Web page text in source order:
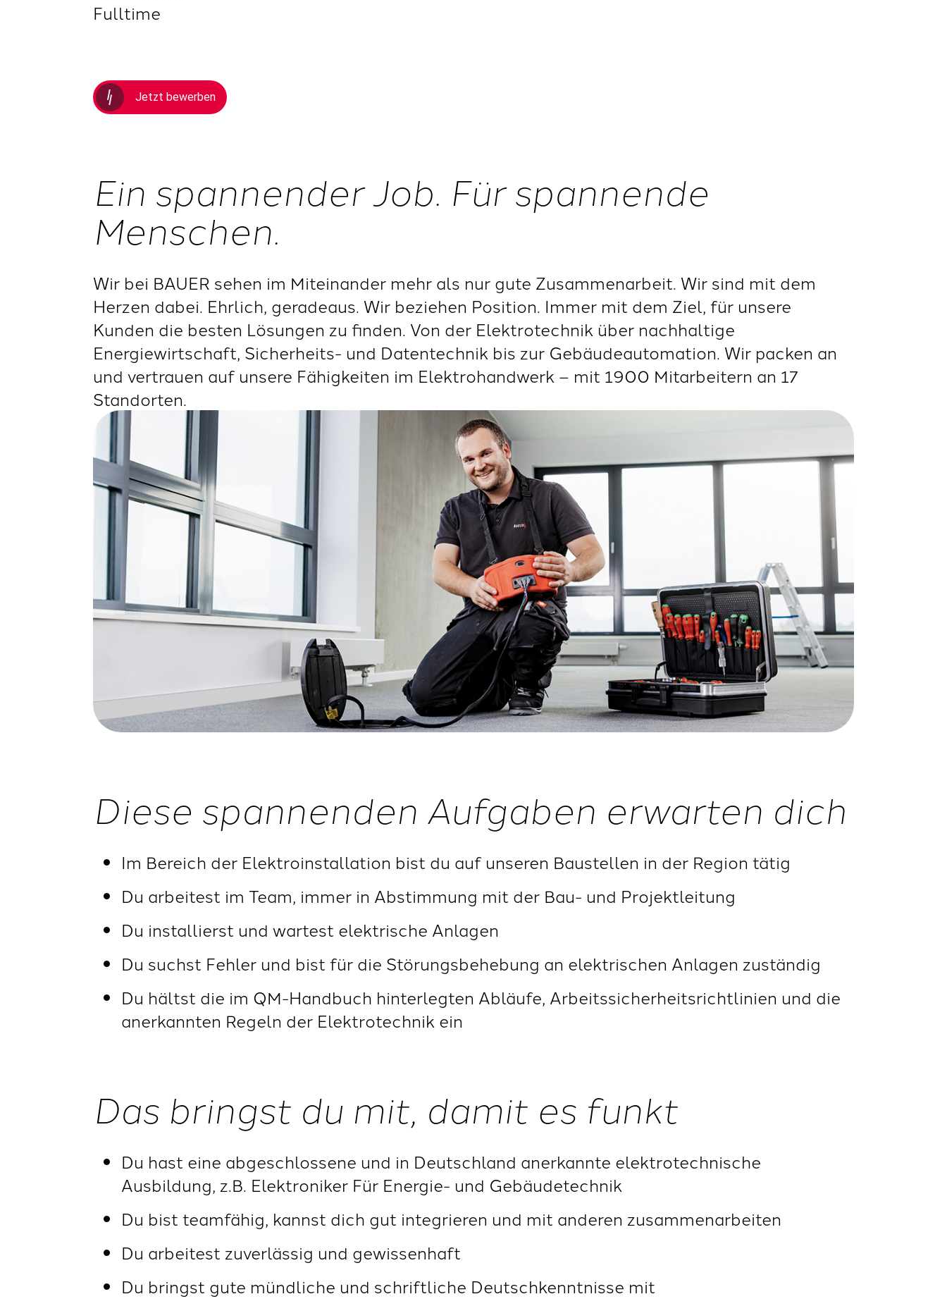
Fulltime
Jetzt bewerben
Ein spannender Job. Für spannende
Menschen.
Wir bei BAUER sehen im Miteinander mehr als nur gute Zusammenarbeit. Wir sind mit dem
Herzen dabei. Ehrlich, geradeaus. Wir beziehen Position. Immer mit dem Ziel, für unsere
Kunden die besten Lösungen zu finden. Von der Elektrotechnik über nachhaltige
Energiewirtschaft, Sicherheits- und Datentechnik bis zur Gebäudeautomation. Wir packen an
und vertrauen auf unsere Fähigkeiten im Elektrohandwerk – mit 1900 Mitarbeitern an 17
Standorten.
Diese spannenden Aufgaben erwarten dich
Im Bereich der Elektroinstallation bist du auf unseren Baustellen in der Region tätig
Du arbeitest im Team, immer in Abstimmung mit der Bau- und Projektleitung
Du installierst und wartest elektrische Anlagen
Du suchst Fehler und bist für die Störungsbehebung an elektrischen Anlagen zuständig
Du hältst die im QM-Handbuch hinterlegten Abläufe, Arbeitssicherheitsrichtlinien und die
anerkannten Regeln der Elektrotechnik ein
Das bringst du mit, damit es funkt
Du hast eine abgeschlossene und in Deutschland anerkannte elektrotechnische
Ausbildung, z.B. Elektroniker Für Energie- und Gebäudetechnik
Du bist teamfähig, kannst dich gut integrieren und mit anderen zusammenarbeiten
Du arbeitest zuverlässig und gewissenhaft
Du bringst gute mündliche und schriftliche Deutschkenntnisse mit